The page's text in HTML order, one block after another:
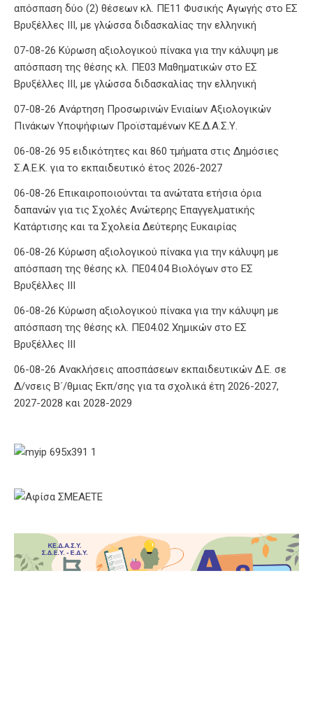
απόσπαση δύο (2) θέσεων κλ. ΠΕ11 Φυσικής Αγωγής στο ΕΣ
Βρυξέλλες ΙΙΙ, με γλώσσα διδασκαλίας την ελληνική
07-08-26 Κύρωση αξιολογικού πίνακα για την κάλυψη με
απόσπαση της θέσης κλ. ΠΕ03 Μαθηματικών στο ΕΣ
Βρυξέλλες ΙΙΙ, με γλώσσα διδασκαλίας την ελληνική
07-08-26 Ανάρτηση Προσωρινών Ενιαίων Αξιολογικών
Πινάκων Υποψήφιων Προϊσταμένων ΚΕ.Δ.Α.Σ.Υ.
06-08-26 95 ειδικότητες και 860 τμήματα στις Δημόσιες
Σ.Α.Ε.Κ. για το εκπαιδευτικό έτος 2026-2027
06-08-26 Επικαιροποιούνται τα ανώτατα ετήσια όρια
δαπανών για τις Σχολές Ανώτερης Επαγγελματικής
Κατάρτισης και τα Σχολεία Δεύτερης Ευκαιρίας
06-08-26 Κύρωση αξιολογικού πίνακα για την κάλυψη με
απόσπαση της θέσης κλ. ΠΕ04.04 Βιολόγων στο ΕΣ
Βρυξέλλες ΙΙΙ
06-08-26 Κύρωση αξιολογικού πίνακα για την κάλυψη με
απόσπαση της θέσης κλ. ΠΕ04.02 Χημικών στο ΕΣ
Βρυξέλλες ΙΙΙ
06-08-26 Ανακλήσεις αποσπάσεων εκπαιδευτικών Δ.Ε. σε
Δ/νσεις Β΄/θμιας Εκπ/σης για τα σχολικά έτη 2026-2027,
2027-2028 και 2028-2029